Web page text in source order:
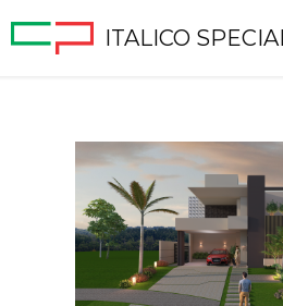
ITALICO